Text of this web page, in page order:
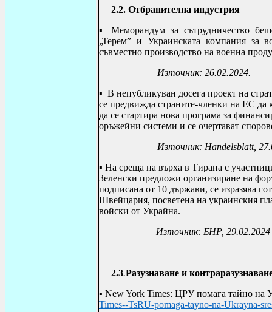
2.2. Отбранителна индустрия
▪Меморандум за сътрудничество
„Терем” и Украинската компания за
съвместно производство на военна
Източник: 26.02.2024.
▪ В непубликуван досега проект на
се предвижда страните-членки на ЕС да
да се стартира нова програма за
оръжейни системи и се очертават
Източник: Handelsblatt,
▪ На среща на върха в Тирана с
Зеленски предложи организиране на
подписана от 10 държави, се изразява
Швейцария, посветена на украинския
войски от Украйна.
Източник: БНР, 29.02.2024
2.3.Разузнаване и
▪ New York Times: ЦРУ помага тайно на
Times--TsRU-pomaga-tayno-na-Ukrayna-